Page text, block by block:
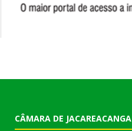
CÂMARA DE JACAREACANGA